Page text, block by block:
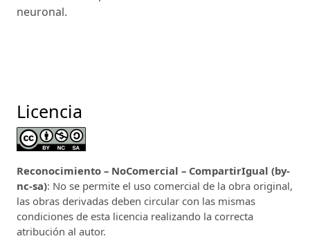
neuronal.
Licencia
Reconocimiento – NoComercial – CompartirIgual (by-
nc-sa): No se permite el uso comercial de la obra original,
las obras derivadas deben circular con las mismas
condiciones de esta licencia realizando la correcta
atribución al autor.